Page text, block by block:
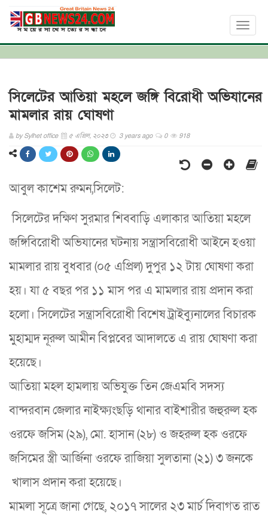
Toggle
সিলেটের আতিয়া মহলে জঙ্গি বিরোধী অভিযানের
মামলার রায় ঘোষণা
bySylhet office ৫ এপ্রিল, ২০২৩ 3 years ago 0 918
আবুল কাশেম রুমন,সিলেট:
সিলেটের দক্ষিণ সুরমার শিববাড়ি এলাকার আতিয়া মহলে
জঙ্গিবিরোধী অভিযানের ঘটনায় সন্ত্রাসবিরোধী আইনে হওয়া
মামলার রায় বুধবার (০৫ এপ্রিল) দুপুর ১২ টায় ঘোষণা করা
হয়। যা ৫ বছর পর ১১ মাস পর এ মামলার রায় প্রদান করা
হলো। সিলেটের সন্ত্রাসবিরোধী বিশেষ ট্রাইব্যুনালের বিচারক
মুহাম্মদ নূরুল আমীন বিপ্লবের আদালতে এ রায় ঘোষণা করা
হয়েছে।
আতিয়া মহল হামলায় অভিযুক্ত তিন জেএমবি সদস্য
বান্দরবান জেলার নাইক্ষ্যংছড়ি থানার বাইশারীর জহুরুল হক
ওরফে জসিম (২৯), মো. হাসান (২৮) ও জহরুল হক ওরফে
জসিমের স্ত্রী আর্জিনা ওরফে রাজিয়া সুলতানা (২১) ৩ জনকে
খালাস প্রদান করা হয়েছে।
মামলা সূত্রে জানা গেছে, ২০১৭ সালের ২৩ মার্চ দিবাগত রাত